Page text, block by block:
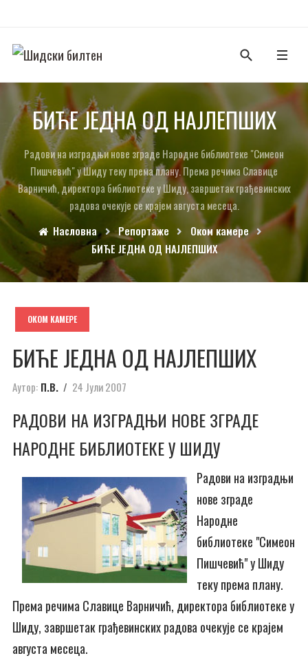
БИЋЕ ЈЕДНА ОД НАЈЛЕПШИХ
Радови на изградњи нове зграде Народне библиотеке "Симеон
Пишчевић" у Шиду теку према плану. Према речима Славице
Варничић, директора библиотеке у Шиду, завршетак грађевинских
радова очекује се крајем августа месеца.
Насловна
Репортаже
Оком камере
БИЋЕ ЈЕДНА ОД НАЈЛЕПШИХ
ОКОМ КАМЕРЕ
БИЋЕ ЈЕДНА ОД НАЈЛЕПШИХ
Аутор: П.В. 24 Јули 2007
РАДОВИ НА ИЗГРАДЊИ НОВЕ ЗГРАДЕ
НАРОДНЕ БИБЛИОТЕКЕ У ШИДУ
Радови на изградњи
нове зграде
Народне
библиотеке "Симеон
Пишчевић" у Шиду
теку према плану.
Према речима Славице Варничић, директора библиотеке у
Шиду, завршетак грађевинских радова очекује се крајем
августа месеца.